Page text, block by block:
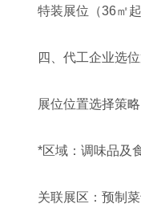
特装展位（36㎡
四、代工企业选
展位位置选择策略
*区域：调味品及
关联展区：预制